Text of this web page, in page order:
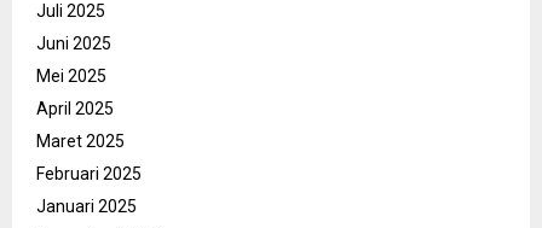
Juli 2025
Juni 2025
Mei 2025
April 2025
Maret 2025
Februari 2025
Januari 2025